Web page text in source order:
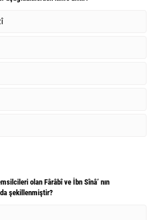
olan Fârâbî ve İbn Sînâ’ nın
şekillenmiştir?